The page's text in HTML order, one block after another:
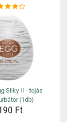
Silky II - tojás
(1db)
Ft